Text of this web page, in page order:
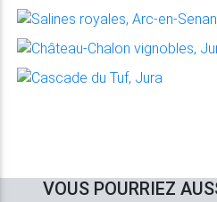
VOUS POURRIEZ